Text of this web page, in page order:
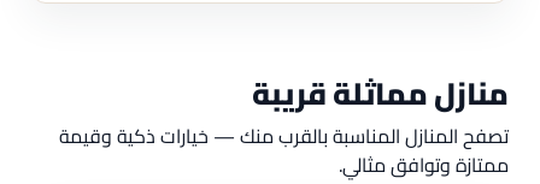
منازل مماثلة قريبة
تصفح المنازل المناسبة بالقرب منك — خيارات ذكية وقيمة
ممتازة وتوافق مثالي.